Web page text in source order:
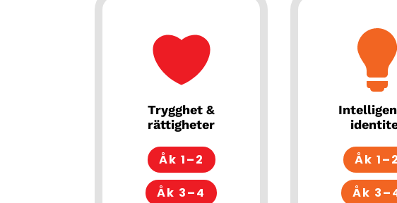
Trygghet &
rättigheter
Åk 1–2
Åk 3–4
Åk 1–2
Åk